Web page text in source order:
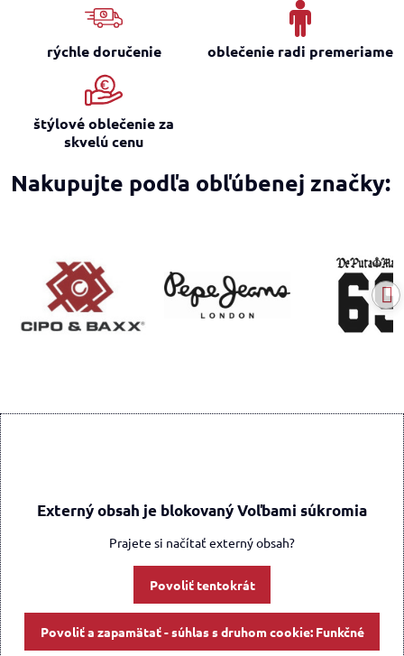
rýchle doručenie oblečenie radi premeriame
štýlové oblečenie za
skvelú cenu
Nakupujte podľa obľúbenej značky:
Externý obsah je blokovaný Voľbami súkromia
Prajete si načítať externý obsah?
Povoliť tentokrát
Povoliť a zapamätať - súhlas s druhom cookie: Funkčné